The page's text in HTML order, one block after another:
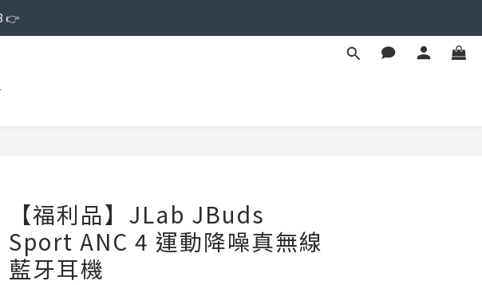
👉
【福利品】JLab JBuds
Sport ANC 4 運動降噪真無線
藍牙耳機